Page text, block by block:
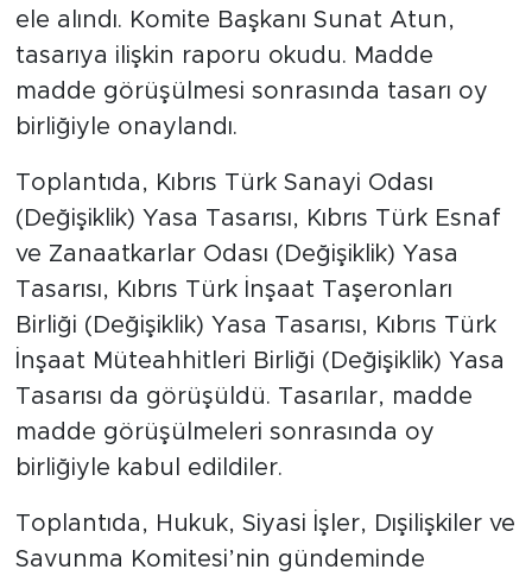
ele alındı. Komite Başkanı Sunat Atun,
tasarıya ilişkin raporu okudu. Madde
madde görüşülmesi sonrasında tasarı oy
birliğiyle onaylandı.
Toplantıda, Kıbrıs Türk Sanayi Odası
(Değişiklik) Yasa Tasarısı, Kıbrıs Türk Esnaf
ve Zanaatkarlar Odası (Değişiklik) Yasa
Tasarısı, Kıbrıs Türk İnşaat Taşeronları
Birliği (Değişiklik) Yasa Tasarısı, Kıbrıs Türk
İnşaat Müteahhitleri Birliği (Değişiklik) Yasa
Tasarısı da görüşüldü. Tasarılar, madde
madde görüşülmeleri sonrasında oy
birliğiyle kabul edildiler.
Toplantıda, Hukuk, Siyasi İşler, Dışilişkiler ve
Savunma Komitesi’nin gündeminde